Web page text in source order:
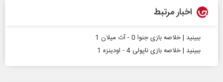
اخبار مرتبط
ببینید | خلاصه بازی جنوا 0 - آث میلان 1
ببینید | خلاصه بازی ناپولی 4 - اودینزه 1